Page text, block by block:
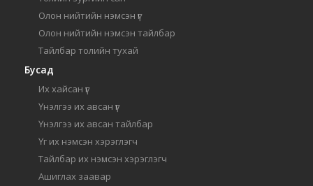
Олон нийтийн нэмсэн үг
Олон нийтийн нэмсэн тайлбар
Тайлбар толийн тухай
Бусад
Их хайсан үг
Үнэлгээ их авсан үг
Үнэлгээ их авсан тайлбар
Үг их нэмсэн хэрэглэгч
Тайлбар их нэмсэн хэрэглэгч
Ашиглах заавар